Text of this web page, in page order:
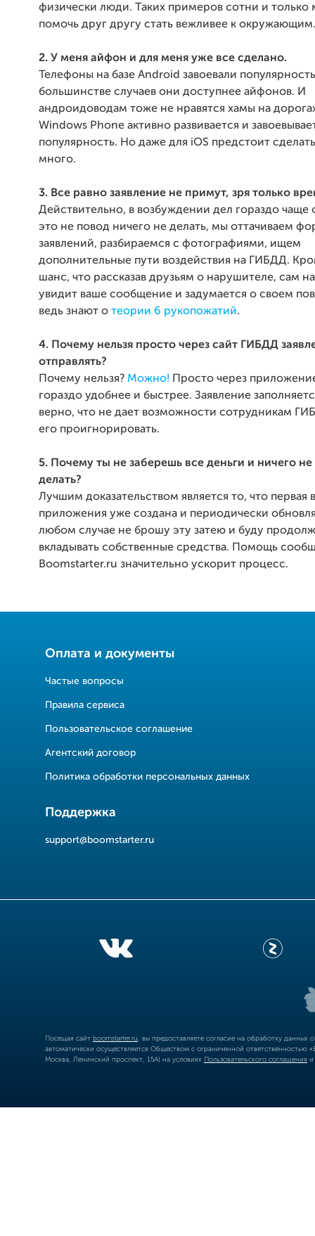
физически люди. Таких примеров сотни и
помочь друг другу стать вежливее к окружающим.
2. У меня айфон и для меня уже все сделано.
Телефоны на базе Android завоевали
большинстве случаев они доступнее айфонов. И
андроидоводам тоже не нравятся хамы на
Windows Phone активно развивается и
популярность. Но даже для iOS предстоит
много.
3. Все равно заявление не примут, зря только
Действительно, в возбуждении дел гораздо чаще
это не повод ничего не делать, мы оттачиваем
заявлений, разбираемся с фотографиями, ищем
дополнительные пути воздействия на ГИБДД.
шанс, что рассказав друзьям о нарушителе, сам
увидит ваше сообщение и задумается о своем
ведь знают о теории 6 рукопожатий.
4. Почему нельзя просто через сайт ГИБДД
отправлять?
Почему нельзя? Можно! Просто через
гораздо удобнее и быстрее. Заявление
верно, что не дает возможности сотрудникам
его проигнорировать.
5. Почему ты не заберешь все деньги и ничего
делать?
Лучшим доказательством является то, что первая
приложения уже создана и периодически
любом случае не брошу эту затею и буду
вкладывать собственные средства. Помощь
Boomstarter.ru значительно ускорит процесс.
Оплата и документы
Частые вопросы
Правила сервиса
Пользовательское соглашение
Агентский договор
Политика обработки персональных данных
Поддержка
support@boomstarter.ru
Посещая сайт boomstarter.ru , вы предоставляете согласие на обработку
автоматически осуществляется Обществом с ограниченной
Москва, Ленинский проспект, 15А) на условиях Пользовательского соглашения и